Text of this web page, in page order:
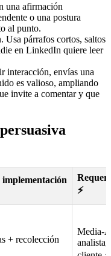
una afirmación
o una postura
al punto.
Usa párrafos cortos, saltos
en LinkedIn quiere leer
interacción, envías una
es valioso, ampliando
invite a comentar y que
⚡
+ recolección
Media-
analista,